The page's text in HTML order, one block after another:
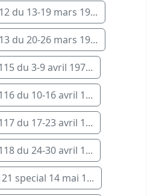
du 13-19 mars 19...
du 20-26 mars 19...
du 3-9 avril 197...
du 10-16 avril 1...
du 17-23 avril 1...
du 24-30 avril 1...
special 14 mai 1...